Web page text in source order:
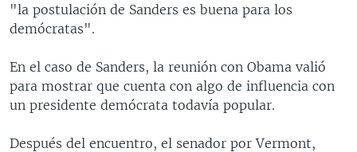
"la postulación de Sanders es buena para los
demócratas".
En el caso de Sanders, la reunión con Obama valió
para mostrar que cuenta con algo de influencia con
un presidente demócrata todavía popular.
Después del encuentro, el senador por Vermont,